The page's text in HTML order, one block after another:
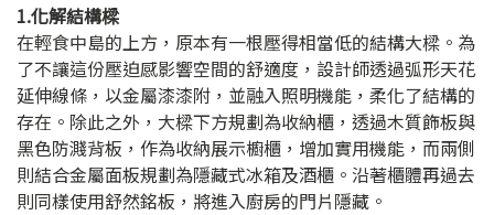
1.化解結構樑
在輕食中島的上方，原本有一根壓得相當低的結構大樑。為
了不讓這份壓迫感影響空間的舒適度，設計師透過弧形天花
延伸線條，以金屬漆漆附，並融入照明機能，柔化了結構的
存在。除此之外，大樑下方規劃為收納櫃，透過木質飾板與
黑色防濺背板，作為收納展示櫥櫃，增加實用機能，而兩側
則結合金屬面板規劃為隱藏式冰箱及酒櫃。沿著櫃體再過去
則同樣使用舒然銘板，將進入廚房的門片隱藏。